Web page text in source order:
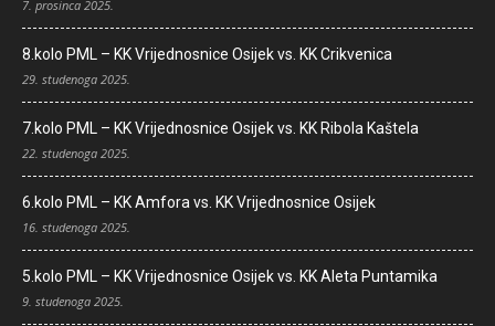
7. prosinca 2025.
8.kolo PML – KK Vrijednosnice Osijek vs. KK Crikvenica
29. studenoga 2025.
7.kolo PML – KK Vrijednosnice Osijek vs. KK Ribola Kaštela
22. studenoga 2025.
6.kolo PML – KK Amfora vs. KK Vrijednosnice Osijek
16. studenoga 2025.
5.kolo PML – KK Vrijednosnice Osijek vs. KK Aleta Puntamika
9. studenoga 2025.